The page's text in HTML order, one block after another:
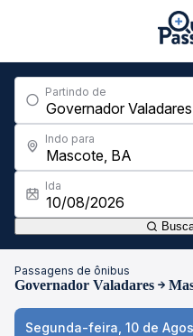
Partindo de
Indo para
Ida
Passagens de ônibus
Governador Valadares
Segunda-feira, 10 de